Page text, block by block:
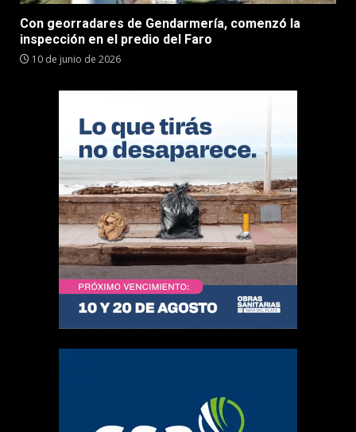
Con georradares de Gendarmería, comenzó la
inspección en el predio del Faro
10 de junio de 2026